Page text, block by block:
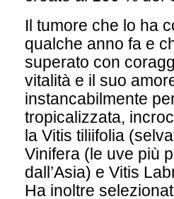
Il tumore che lo ha
qualche anno fa e
superato con
vitalità e il suo
instancabilmente
tropicalizzata,
la Vitis tiliifolia
Vinifera (le uve più
dall’Asia) e Vitis
Ha inoltre